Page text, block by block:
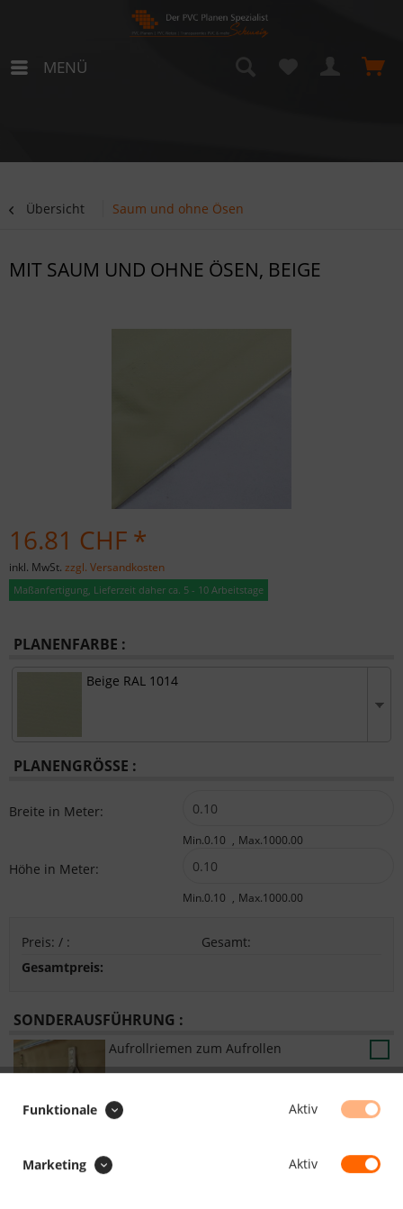
MENÜ
Übersicht Saum und ohne Ösen
MIT SAUM UND OHNE ÖSEN, BEIGE
16.81 CHF *
inkl. MwSt. zzgl. Versandkosten
Maßanfertigung, Lieferzeit daher ca. 5 - 10 Arbeitstage
PLANENFARBE :
Beige RAL 1014
PLANENGRÖSSE :
Breite in Meter:
Min.0.10 Max.1000.00
Höhe in Meter:
Min.0.10 Max.1000.00
Preis: / : Gesamt:
Gesamtpreis:
SONDERAUSFÜHRUNG :
Aufrollriemen zum Aufrollen
Faulstreifen
Funktionale Aktiv
Marketing Aktiv